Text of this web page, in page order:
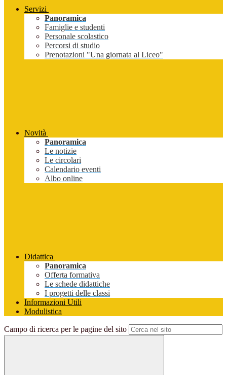
Servizi
Panoramica
Famiglie e studenti
Personale scolastico
Percorsi di studio
Prenotazioni "Una giornata al Liceo"
Novità
Panoramica
Le notizie
Le circolari
Calendario eventi
Albo online
Didattica
Panoramica
Offerta formativa
Le schede didattiche
I progetti delle classi
Informazioni Utili
Modulistica
Campo di ricerca per le pagine del sito